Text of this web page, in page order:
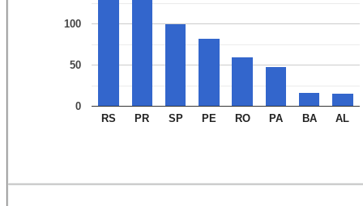
RS PR SP PE RO PA BA AL
0
50
100